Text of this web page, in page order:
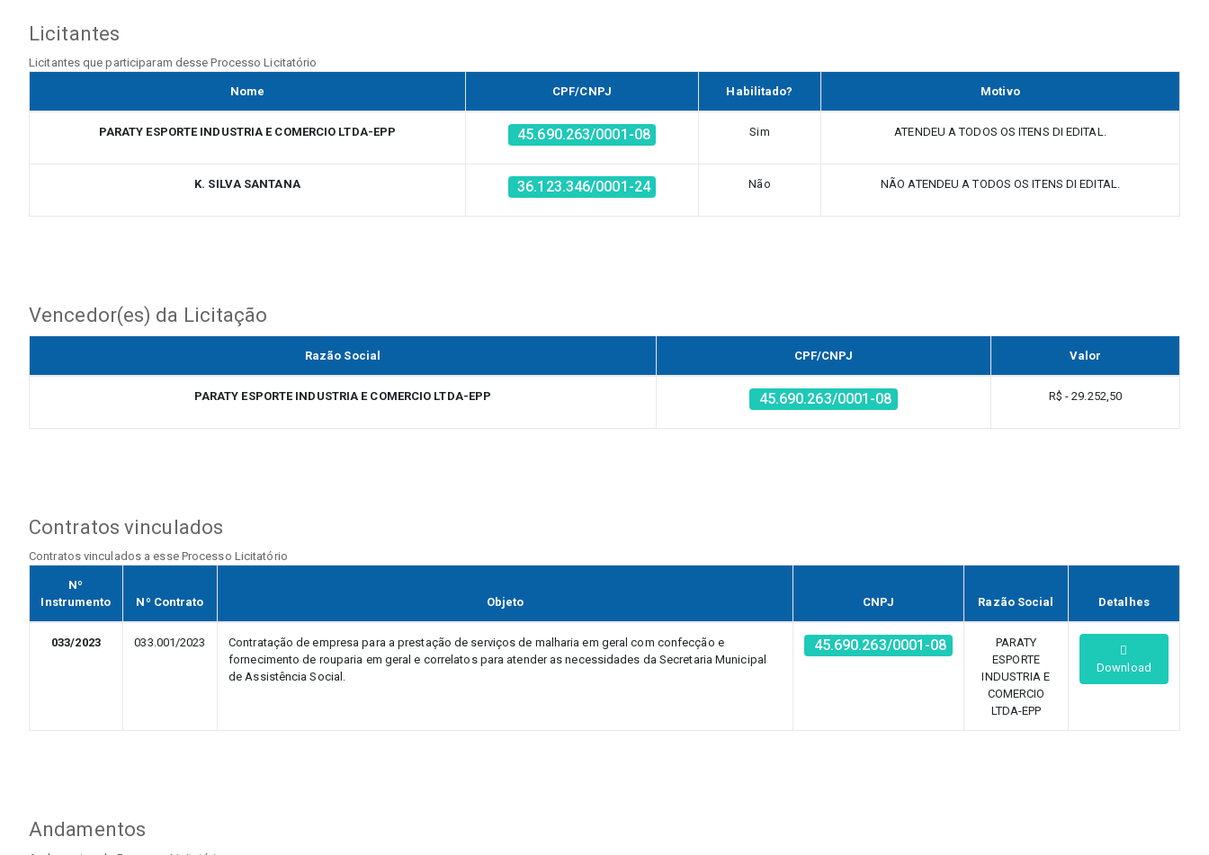
Licitantes
Licitantes que participaram desse Processo Licitatório
Nome CPF/CNPJ Habilitado? Motivo
PARATY ESPORTE INDUSTRIA E COMERCIO LTDA-EPP 45.690.263/0001-08 Sim ATENDEU A TODOS OS ITENS DI EDITAL.
K. SILVA SANTANA 36.123.346/0001-24 Não NÃO ATENDEU A TODOS OS ITENS DI EDITAL.
Vencedor(es) da Licitação
Razão Social CPF/CNPJ Valor
PARATY ESPORTE INDUSTRIA E COMERCIO LTDA-EPP 45.690.263/0001-08 R$ - 29.252,50
Contratos vinculados
Contratos vinculados a esse Processo Licitatório
Nº
Instrumento
Nº Contrato Objeto CNPJ Razão Social Detalhes
033/2023 033.001/2023
Contratação de empresa para a prestação de serviços de malharia em geral com confecção e
fornecimento de rouparia em geral e correlatos para atender as necessidades da Secretaria Municipal
de Assistência Social.
45.690.263/0001-08
PARATY
ESPORTE
INDUSTRIA E
COMERCIO
LTDA-EPP
Download
Andamentos